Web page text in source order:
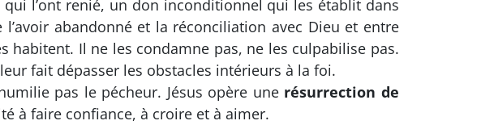
l’ont renié, un don inconditionnel qui les établit dans
abandonné et la réconciliation avec Dieu et entre
habitent. Il ne les condamne pas, ne les culpabilise pas.
fait dépasser les obstacles intérieurs à la foi.
pas le pécheur. Jésus opère une résurrection de
à faire confiance, à croire et à aimer.